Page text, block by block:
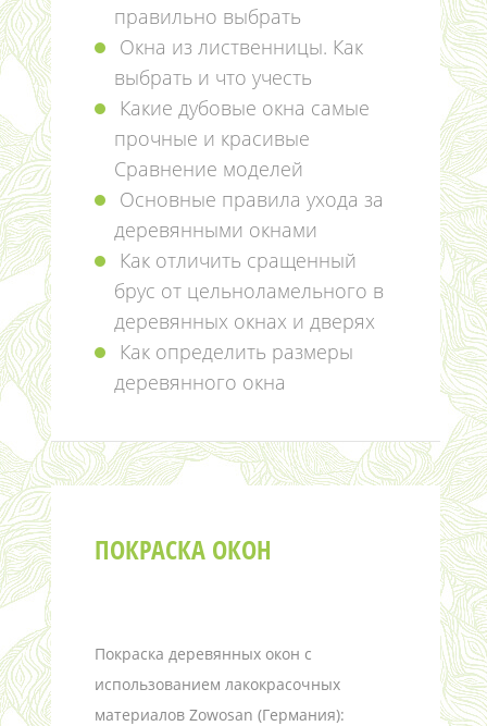
правильно выбрать
Окна из лиственницы. Как
выбрать и что учесть
Какие дубовые окна самые
прочные и красивые
Сравнение моделей
Основные правила ухода за
деревянными окнами
Как отличить сращенный
брус от цельноламельного в
деревянных окнах и дверях
Как определить размеры
деревянного окна
ПОКРАСКА ОКОН
Покраска деревянных окон с
использованием лакокрасочных
материалов Zowosan (Германия):